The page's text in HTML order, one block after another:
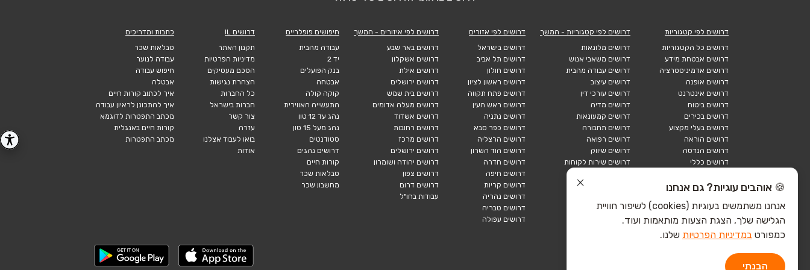
דרושים לפי קטגוריות
דרושים כל הקטגוריות
דרושים אבטחת מידע
דרושים אדמיניסטרציה
דרושים אופנה
דרושים אינטרנט
דרושים ביטוח
דרושים בכירים
דרושים בעלי מקצוע
דרושים הוראה
דרושים הנדסה
דרושים כללי
דרושים לוגיסטיקה
דרושים מכירות
הייטק חומרה
דרושים לפי קטגוריות - המשך
דרושים מלונאות
דרושים משאבי אנוש
דרושים עבודה מהבית
דרושים עיצוב
דרושים עורכי דין
דרושים מדיה
דרושים קמעונאות
דרושים תחבורה
דרושים רפואה
דרושים שיווק
דרושים שירות לקוחות
הייטק כללי
הייטק תוכנה
דרושים לפי אזורים
דרושים בישראל
דרושים תל אביב
דרושים חולון
דרושים ראשון לציון
דרושים פתח תקווה
דרושים ראש העין
דרושים נתניה
דרושים כפר סבא
דרושים הרצליה
דרושים הוד השרון
דרושים חדרה
דרושים חיפה
דרושים קריות
דרושים נהריה
דרושים טבריה
דרושים עפולה
דרושים לפי איזורים - המשך
דרושים באר שבע
דרושים אשקלון
דרושים אילת
דרושים ירושלים
דרושים בית שמש
דרושים מעלה אדומים
דרושים אשדוד
דרושים רחובות
דרושים מרכז
דרושים ירושלים
דרושים יהודה ושומרון
דרושים צפון
דרושים דרום
עבודות בחו"ל
חיפושים פופלריים
עבודה מהבית
יד 2
בנק הפועלים
אבטחה
קוקה קולה
התעשייה האווירית
נהג עד 12 טון
נהג מעל 15 טון
סטודנטים
דרושים נהגים
קורות חיים
טבלאות שכר
מחשבון שכר
דרושים IL
תקנון האתר
מדיניות הפרטיות
הסכם מעסיקים
הצהרת נגישות
כל החברות
חברות בישראל
צור קשר
עזרה
בואו לעבוד אצלנו
אודות
כתבות ומדריכים
טבלאות שכר
עבודה לנוער
חיפוש עבודה
אבטלה
איך לכתוב קורות חיים
איך להתכונן לראיון עבודה
מכתב התפטרות לדוגמא
קורות חיים באנגלית
מכתב התפטרות
🍪 אוהבים עוגיות? גם אנחנו
אנחנו משתמשים בעוגיות (cookies) לשיפור חוויית
הגלישה שלך, הצגת הצעות מותאמות ועוד.
כמפורט במדיניות הפרטיות שלנו.
הבנתי